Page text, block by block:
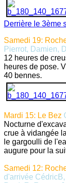
Derrière le 3ème
Samedi 19:
Pierrot, Damien,
12 heures de
heures de pose.
40 bennes.
Mardi 15: Le Bez
Nocturne
crue à vidangée
le gargoulli de
augure pour la
Samedi 12:
d'arrivée